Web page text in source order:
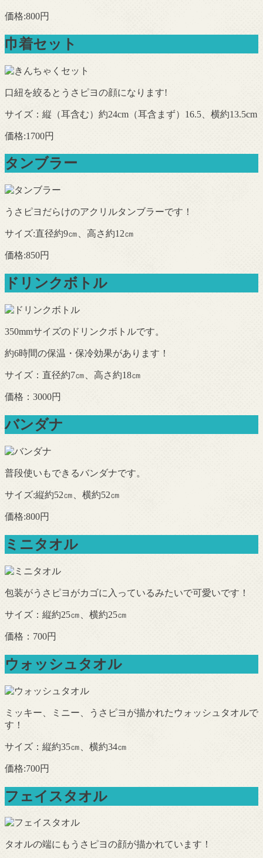
価格:800円
巾着セット
口紐を絞るとうさピヨの顔になります!
サイズ：縦（耳含む）約24cm（耳含まず）16.5、横約13.5cm
価格:1700円
タンブラー
うさピヨだらけのアクリルタンブラーです！
サイズ:直径約9㎝、高さ約12㎝
価格:850円
ドリンクボトル
350mmサイズのドリンクボトルです。
約6時間の保温・保冷効果があります！
サイズ：直径約7㎝、高さ約18㎝
価格：3000円
バンダナ
普段使いもできるバンダナです。
サイズ:縦約52㎝、横約52㎝
価格:800円
ミニタオル
包装がうさピヨがカゴに入っているみたいで可愛いです！
サイズ：縦約25㎝、横約25㎝
価格：700円
ウォッシュタオル
ミッキー、ミニー、うさピヨが描かれたウォッシュタオルで
す！
サイズ：縦約35㎝、横約34㎝
価格:700円
フェイスタオル
タオルの端にもうさピヨの顔が描かれています！